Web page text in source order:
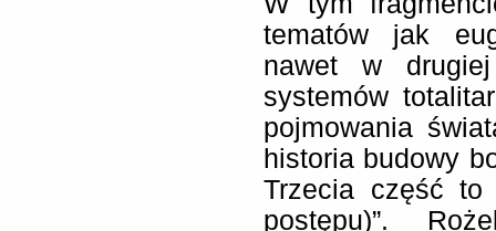
tematów jak
nawet w
systemów
pojmowania
historia budowy
Trzecia część to
postępu)”.